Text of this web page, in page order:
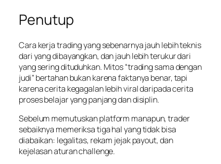
Penutup
Cara kerja trading yang sebenarnya jauh lebih teknis
dari yang dibayangkan, dan jauh lebih terukur dari
yang sering dituduhkan. Mitos “trading sama dengan
judi” bertahan bukan karena faktanya benar, tapi
karena cerita kegagalan lebih viral daripada cerita
proses belajar yang panjang dan disiplin.
Sebelum memutuskan platform manapun, trader
sebaiknya memeriksa tiga hal yang tidak bisa
diabaikan: legalitas, rekam jejak payout, dan
kejelasan aturan challenge.